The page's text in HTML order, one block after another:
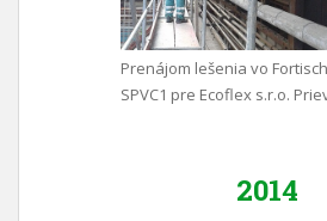
Prenájom lešenia vo
SPVC1 pre Ecoflex s.r.o.
2014